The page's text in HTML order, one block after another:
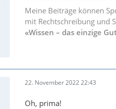
Meine Beiträge können
mit Rechtschreibung und
«Wissen – das einzige
22. November 2022 22:43
Oh, prima!